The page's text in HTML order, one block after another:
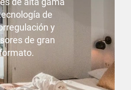
de
y
de gran